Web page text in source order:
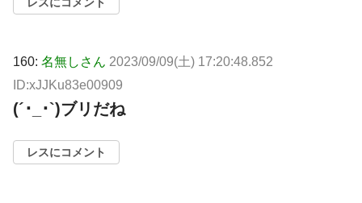
160: 名無しさん 2023/09/09(土) 17:20:48.852
ID:xJJKu83e00909
(´･_･`)ブリだね
レスにコメント